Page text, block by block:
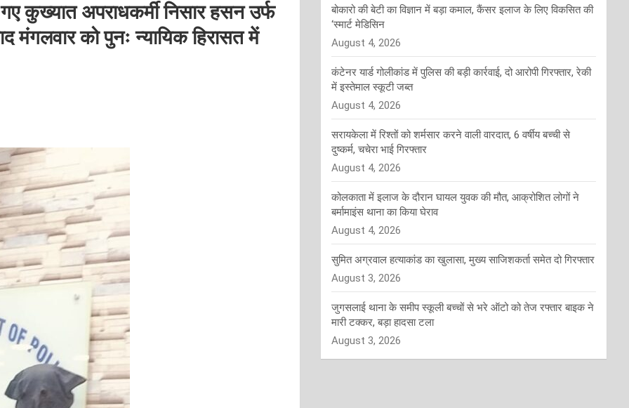
कुख्यात अपराधकर्मी निसार हसन उर्फ
मंगलवार को पुनः न्यायिक हिरासत में
बोकारो की बेटी का विज्ञान में बड़ा कमाल, कैंसर इलाज के लिए विकसित की
‘स्मार्ट मेडिसिन
August 4, 2026
कंटेनर यार्ड गोलीकांड में पुलिस की बड़ी कार्रवाई, दो आरोपी गिरफ्तार, रेकी
में इस्तेमाल स्कूटी जब्त
August 4, 2026
सरायकेला में रिश्तों को शर्मसार करने वाली वारदात, 6 वर्षीय बच्ची से
दुष्कर्म, चचेरा भाई गिरफ्तार
August 4, 2026
कोलकाता में इलाज के दौरान घायल युवक की मौत, आक्रोशित लोगों ने
बर्मामाइंस थाना का किया घेराव
August 4, 2026
सुमित अग्रवाल हत्याकांड का खुलासा, मुख्य साजिशकर्ता समेत दो गिरफ्तार
August 3, 2026
जुगसलाई थाना के समीप स्कूली बच्चों से भरे ऑटो को तेज रफ्तार बाइक ने
मारी टक्कर, बड़ा हादसा टला
August 3, 2026